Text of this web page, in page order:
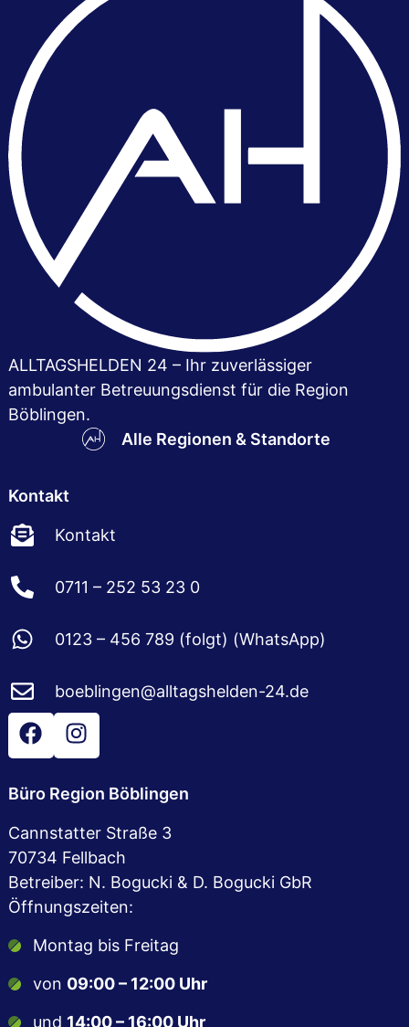
ALLTAGSHELDEN 24 – Ihr zuver­lässiger
ambulanter Betreuungsdienst für die Region
Böblingen.
Alle Regionen & Standorte
Kontakt
Kontakt
0711 – 252 53 23 0
0123 – 456 789 (folgt) (WhatsApp)
boeblingen@alltagshelden-24.de
Büro Region Böblingen
Cannstatter Straße 3
70734 Fellbach
Betreiber: N. Bogucki & D. Bogucki GbR
Öffnungszeiten:
Montag bis Freitag
von 09:00 – 12:00 Uhr
und 14:00 – 16:00 Uhr